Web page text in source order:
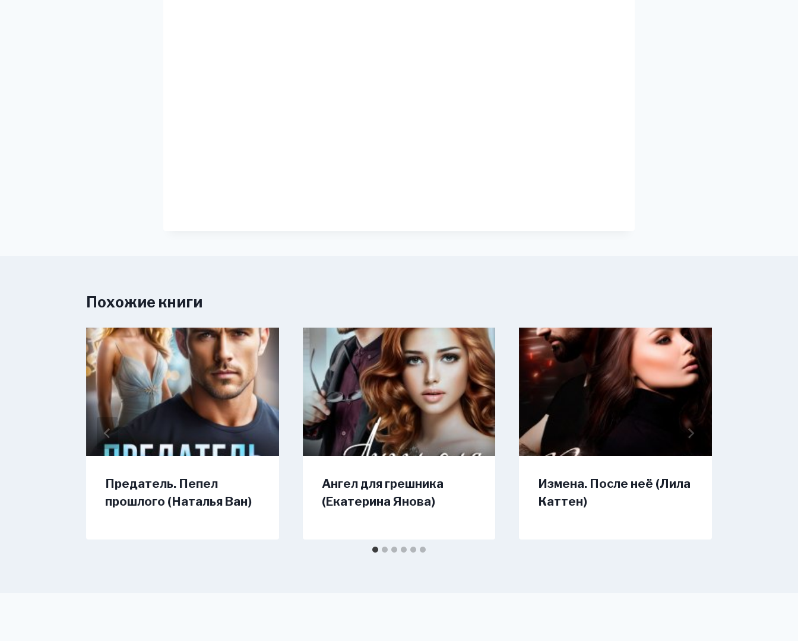
Похожие книги
Предатель. Пепел
прошлого (Наталья Ван)
Ангел для грешника
(Екатерина Янова)
Измена. После неё (Лила
Каттен)